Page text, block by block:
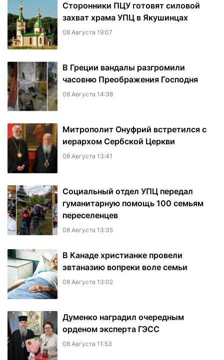
Сторонники ПЦУ готовят силовой
захват храма УПЦ в Якушинцах
08 Августа 19:07
В Греции вандалы разгромили
часовню Преображения Господня
08 Августа 14:38
Митрополит Онуфрий встретился с
иерархом Сербской Церкви
08 Августа 13:41
Социальный отдел УПЦ передал
гуманитарную помощь 100 семьям
переселенцев
08 Августа 13:35
В Канаде христианке провели
эвтаназию вопреки воле семьи
08 Августа 13:02
Думенко наградил очередным
орденом эксперта ГЭСС
08 Августа 11:53